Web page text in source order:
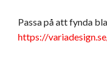
Passa på att fynda
https://